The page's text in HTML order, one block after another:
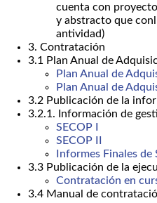
cuenta con
y abstracto que
antividad)
3. Contratación
3.1 Plan Anual de
Plan Anual de
Plan Anual de
3.2 Publicación de la
3.2.1. Información de
SECOP I
SECOP II
Informes Finales de
3.3 Publicación de la
Contratación en
3.4 Manual de